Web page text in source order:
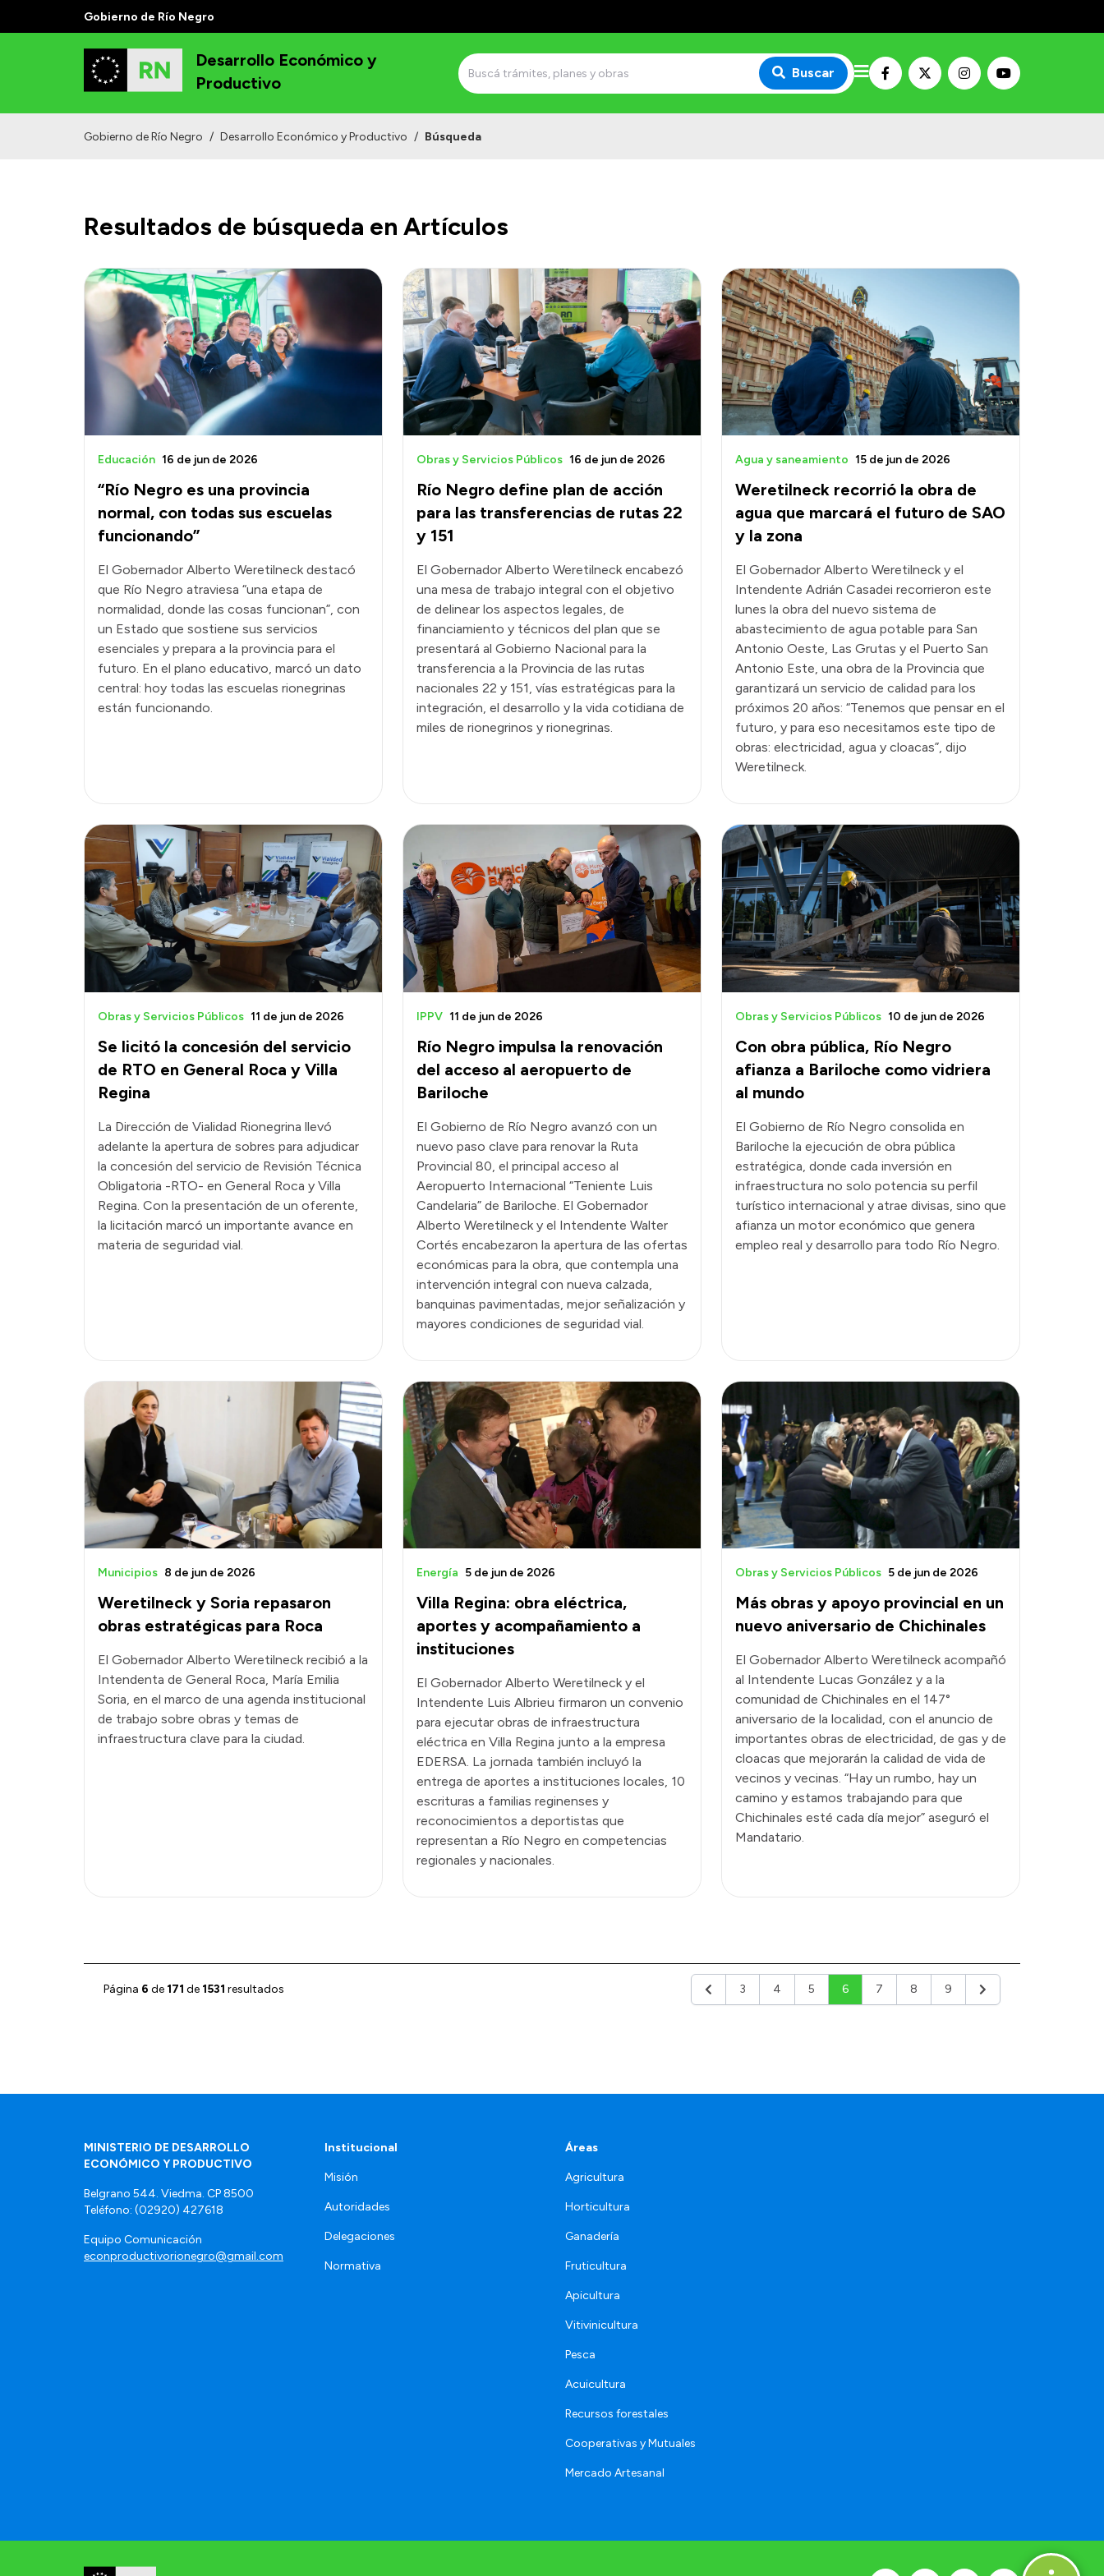
Gobierno de Río Negro
Desarrollo Económico y
Productivo
Buscar
Gobierno de Río Negro / Desarrollo Económico y Productivo / Búsqueda
Resultados de búsqueda en Artículos
“Río Negro es una provincia
normal, con todas sus escuelas
funcionando”
Educación 16 de jun de 2026
El Gobernador Alberto Weretilneck destacó
que Río Negro atraviesa “una etapa de
normalidad, donde las cosas funcionan”, con
un Estado que sostiene sus servicios
esenciales y prepara a la provincia para el
futuro. En el plano educativo, marcó un dato
central: hoy todas las escuelas rionegrinas
están funcionando.
Río Negro define plan de acción
para las transferencias de rutas 22
y 151
Obras y Servicios Públicos 16 de jun de 2026
El Gobernador Alberto Weretilneck encabezó
una mesa de trabajo integral con el objetivo
de delinear los aspectos legales, de
financiamiento y técnicos del plan que se
presentará al Gobierno Nacional para la
transferencia a la Provincia de las rutas
nacionales 22 y 151, vías estratégicas para la
integración, el desarrollo y la vida cotidiana de
miles de rionegrinos y rionegrinas.
Weretilneck recorrió la obra de
agua que marcará el futuro de SAO
y la zona
Agua y saneamiento 15 de jun de 2026
El Gobernador Alberto Weretilneck y el
Intendente Adrián Casadei recorrieron este
lunes la obra del nuevo sistema de
abastecimiento de agua potable para San
Antonio Oeste, Las Grutas y el Puerto San
Antonio Este, una obra de la Provincia que
garantizará un servicio de calidad para los
próximos 20 años: “Tenemos que pensar en el
futuro, y para eso necesitamos este tipo de
obras: electricidad, agua y cloacas”, dijo
Weretilneck.
Se licitó la concesión del servicio
de RTO en General Roca y Villa
Regina
Obras y Servicios Públicos 11 de jun de 2026
La Dirección de Vialidad Rionegrina llevó
adelante la apertura de sobres para adjudicar
la concesión del servicio de Revisión Técnica
Obligatoria -RTO- en General Roca y Villa
Regina. Con la presentación de un oferente,
la licitación marcó un importante avance en
materia de seguridad vial.
Río Negro impulsa la renovación
del acceso al aeropuerto de
Bariloche
IPPV 11 de jun de 2026
El Gobierno de Río Negro avanzó con un
nuevo paso clave para renovar la Ruta
Provincial 80, el principal acceso al
Aeropuerto Internacional “Teniente Luis
Candelaria” de Bariloche. El Gobernador
Alberto Weretilneck y el Intendente Walter
Cortés encabezaron la apertura de las ofertas
económicas para la obra, que contempla una
intervención integral con nueva calzada,
banquinas pavimentadas, mejor señalización y
mayores condiciones de seguridad vial.
Con obra pública, Río Negro
afianza a Bariloche como vidriera
al mundo
Obras y Servicios Públicos 10 de jun de 2026
El Gobierno de Río Negro consolida en
Bariloche la ejecución de obra pública
estratégica, donde cada inversión en
infraestructura no solo potencia su perfil
turístico internacional y atrae divisas, sino que
afianza un motor económico que genera
empleo real y desarrollo para todo Río Negro.
Weretilneck y Soria repasaron
obras estratégicas para Roca
Municipios 8 de jun de 2026
El Gobernador Alberto Weretilneck recibió a la
Intendenta de General Roca, María Emilia
Soria, en el marco de una agenda institucional
de trabajo sobre obras y temas de
infraestructura clave para la ciudad.
Villa Regina: obra eléctrica,
aportes y acompañamiento a
instituciones
Energía 5 de jun de 2026
El Gobernador Alberto Weretilneck y el
Intendente Luis Albrieu firmaron un convenio
para ejecutar obras de infraestructura
eléctrica en Villa Regina junto a la empresa
EDERSA. La jornada también incluyó la
entrega de aportes a instituciones locales, 10
escrituras a familias reginenses y
reconocimientos a deportistas que
representan a Río Negro en competencias
regionales y nacionales.
Más obras y apoyo provincial en un
nuevo aniversario de Chichinales
Obras y Servicios Públicos 5 de jun de 2026
El Gobernador Alberto Weretilneck acompañó
al Intendente Lucas González y a la
comunidad de Chichinales en el 147°
aniversario de la localidad, con el anuncio de
importantes obras de electricidad, de gas y de
cloacas que mejorarán la calidad de vida de
vecinos y vecinas. “Hay un rumbo, hay un
camino y estamos trabajando para que
Chichinales esté cada día mejor” aseguró el
Mandatario.
Página 6 de 171 de 1531 resultados Anterior
3 4 5 6 7 8 9 Siguiente
MINISTERIO DE DESARROLLO
ECONÓMICO Y PRODUCTIVO
Belgrano 544. Viedma. CP 8500
Teléfono: (02920) 427618
Equipo Comunicación
econproductivorionegro@gmail.com
Institucional
Misión
Autoridades
Delegaciones
Normativa
Áreas
Agricultura
Horticultura
Ganadería
Fruticultura
Apicultura
Vitivinicultura
Pesca
Acuicultura
Recursos forestales
Cooperativas y Mutuales
Mercado Artesanal